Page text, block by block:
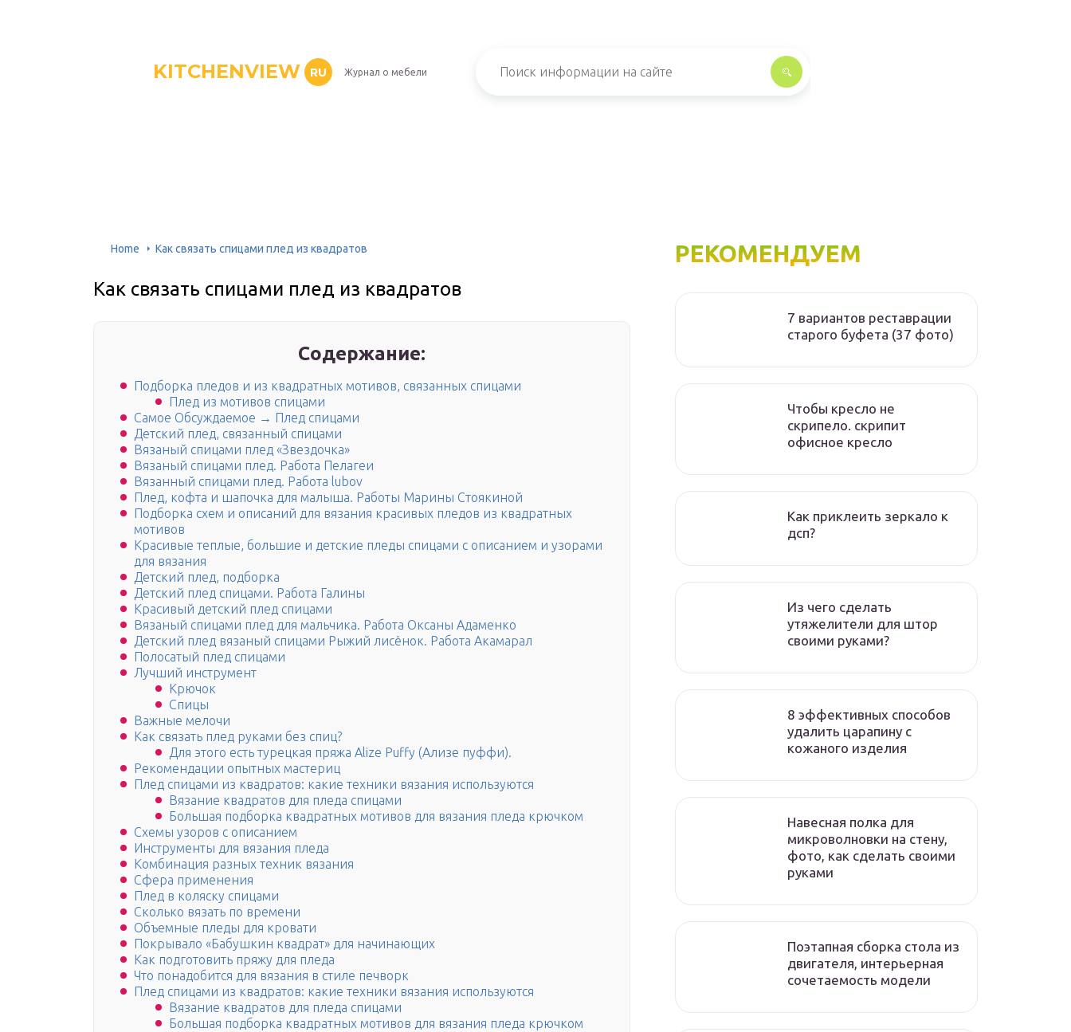
KITCHENVIEW RU Журнал о мебели
Home Как связать спицами плед из квадратов
Как связать спицами плед из квадратов
Содержание:
Подборка пледов и из квадратных мотивов, связанных спицами
Плед из мотивов спицами
Самое Обсуждаемое → Плед спицами
Детский плед, связанный спицами
Вязаный спицами плед «Звездочка»
Вязаный спицами плед. Работа Пелагеи
Вязанный спицами плед. Работа lubov
Плед, кофта и шапочка для малыша. Работы Марины Стоякиной
Подборка схем и описаний для вязания красивых пледов из квадратных
мотивов
Красивые теплые, большие и детские пледы спицами с описанием и узорами
для вязания
Детский плед, подборка
Детский плед спицами. Работа Галины
Красивый детский плед спицами
Вязаный спицами плед для мальчика. Работа Оксаны Адаменко
Детский плед вязаный спицами Рыжий лисёнок. Работа Акамарал
Полосатый плед спицами
Лучший инструмент
Крючок
Спицы
Важные мелочи
Как связать плед руками без спиц?
Для этого есть турецкая пряжа Alize Puffy (Ализе пуффи).
Рекомендации опытных мастериц
Плед спицами из квадратов: какие техники вязания используются
Вязание квадратов для пледа спицами
Большая подборка квадратных мотивов для вязания пледа крючком
Схемы узоров с описанием
Инструменты для вязания пледа
Комбинация разных техник вязания
Сфера применения
Плед в коляску спицами
Сколько вязать по времени
Объемные пледы для кровати
Покрывало «Бабушкин квадрат» для начинающих
Как подготовить пряжу для пледа
Что понадобится для вязания в стиле печворк
Плед спицами из квадратов: какие техники вязания используются
Вязание квадратов для пледа спицами
Большая подборка квадратных мотивов для вязания пледа крючком
РЕКОМЕНДУЕМ
7 вариантов реставрации
старого буфета (37 фото)
Чтобы кресло не
скрипело. скрипит
офисное кресло
Как приклеить зеркало к
дсп?
Из чего сделать
утяжелители для штор
своими руками?
8 эффективных способов
удалить царапину с
кожаного изделия
Навесная полка для
микроволновки на стену,
фото, как сделать своими
руками
Поэтапная сборка стола из
двигателя, интерьерная
сочетаемость модели